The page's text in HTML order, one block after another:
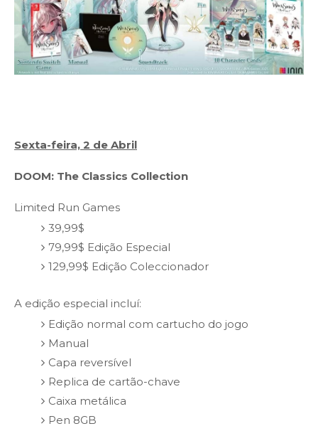
Sexta-feira, 2 de Abril
DOOM: The Classics Collection
Limited Run Games
39,99$
79,99$ Edição Especial
129,99$ Edição Coleccionador
A edição especial incluí:
Edição normal com cartucho do jogo
Manual
Capa reversível
Replica de cartão-chave
Caixa metálica
Pen 8GB